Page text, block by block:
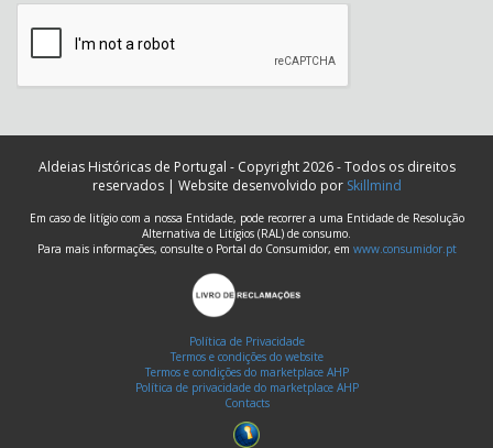
Aldeias Históricas de Portugal - Copyright 2026 - Todos os direitos
reservados | Website desenvolvido por Skillmind
Em caso de litígio com a nossa Entidade, pode recorrer a uma Entidade de Resolução
Alternativa de Litígios (RAL) de consumo.
Para mais informações, consulte o Portal do Consumidor, em www.consumidor.pt
Política de Privacidade
Termos e condições do website
Termos e condições do marketplace AHP
Política de privacidade do marketplace AHP
Contacts